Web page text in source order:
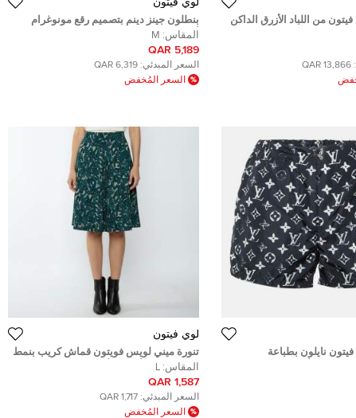
من اللباد الأزرق الداكن
متوسط (ميديم)
13,866 QAR
بنطلون جينز دينم بتصميم رقع مونوغرام
أزرق لويس فيتون ميديام/خصر 32 بوصة
المقاس: M
5,189 QAR
السعر المبدئي: 6,319 QAR
السعر المُخفض
نايلون بطباعة
ستنسيل أسود مقاس صغير
لوي فيتون
تنورة ميني لويس فويتون قماش كريب بنمط
المونوغرام الأخضر/الأسود بطيّات على شكل
صندوق مقاس كبير (إل)
المقاس: L
1,587 QAR
السعر المبدئي: 1,717 QAR
السعر المُخفض